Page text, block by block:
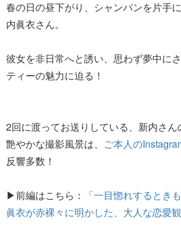
春の日の昼下がり、シャンパンを片手
内眞衣さん。
彼女を非日常へと誘い、思わず夢中に
ティーの魅力に迫る！
2回に渡ってお送りしている、新内さん
艶やかな撮影風景は、 ご本人の
反響多数！
▶前編はこちら：
「一目惚れするとき
眞衣が赤裸々に明かした、大人な恋愛